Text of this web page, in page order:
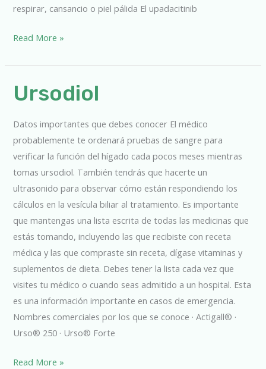
respirar, cansancio o piel pálida El upadacitinib
Read More »
Ursodiol
Datos importantes que debes conocer El médico
probablemente te ordenará pruebas de sangre para
verificar la función del hígado cada pocos meses mientras
tomas ursodiol. También tendrás que hacerte un
ultrasonido para observar cómo están respondiendo los
cálculos en la vesícula biliar al tratamiento. Es importante
que mantengas una lista escrita de todas las medicinas que
estás tomando, incluyendo las que recibiste con receta
médica y las que compraste sin receta, dígase vitaminas y
suplementos de dieta. Debes tener la lista cada vez que
visites tu médico o cuando seas admitido a un hospital. Esta
es una información importante en casos de emergencia.
Nombres comerciales por los que se conoce · Actigall® ·
Urso® 250 · Urso® Forte
Ursodiol
Read More »